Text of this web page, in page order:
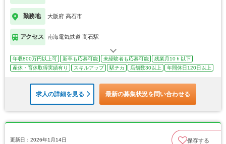
勤務地 大阪府 高石市
アクセス 南海電気鉄道 高石駅
年収800万円以上可 新卒も応募可能 未経験者も応募可能
残業月10ｈ以下
産休・育休取得実績有り
スキルアップ 駅チカ 店舗数30以上 年間休日120日以上
求人の詳細を見る 最新の募集状況を問い合わせる
更新日：2026年1月14日 保存する